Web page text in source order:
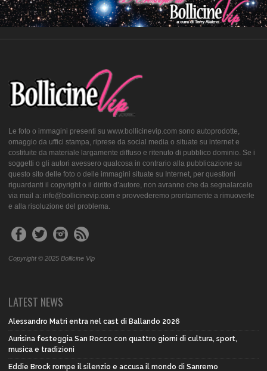
Le foto o immagini presenti su www.bollicinevip.com sono autoprodotte,
omaggio da uffici stampa, riprese da social media o situate su internet e
costituite da materiale largamente diffuso e ritenuto di pubblico dominio. Se i
soggetti o gli autori avessero qualcosa in contrario alla pubblicazione su
questo sito delle foto o delle immagini situate su Internet, per questioni
riguardanti il copyright o il diritto d’autore, non avranno che da segnalarcelo
via mail a: info@bollicinevip.com e provvederemo prontamente a rimuoverle
e alla risoluzione del problema.
Copyright © 2025 Bollicine Vip
LATEST NEWS
Alessandro Matri entra nel cast di Ballando 2026
Aurisina festeggia San Rocco con quattro giorni di cultura, sport,
musica e tradizioni
Eddie Brock rompe il silenzio e accusa il mondo di Sanremo